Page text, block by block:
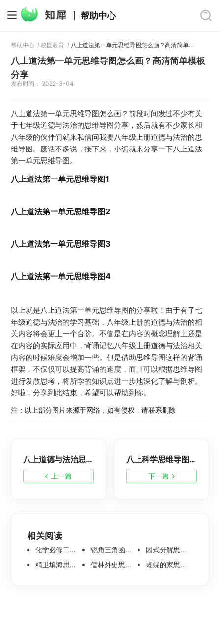
帮助中心
帮助中心 /校园教育 / 八上道法第一单元思维导图怎么画？高清简单模板分享
八上道法第一单元思维导图怎么画？高清简单模板
分享
发布时间： 2022-3-04
八上道法第一单元思维导图怎么画？前段时间发过不少有关
于七年级道德与法治的思维导图分享，然后就有不少家长和
八年级的伙伴们就来私信问我要八年级上册道德与法治的思
维导图。废话不多说，接下来，小编就来分享一下八上道法
第一单元思维导图。
八上道法第一单元思维导图1
八上道法第一单元思维导图2
八上道法第一单元思维导图3
八上道法第一单元思维导图4
以上就是八上道法第一单元思维导图的分享啦！由于有了七
年级道德与法治的学习基础，八年级上册的道德与法治的相
关内容将会更上一个台阶。不管是在内容的概念理解上还是
在内容的实际应用中，背诵记忆八年级上册道德与法治相关
内容的时候难度会增加一些。但是借助思维导图这样的背诵
框架，不仅仅可以提高背诵的速度，而且可以根据思维导图
进行发散思考，将所学的知识点进一步地深化了解与剖析。
好啦，分享到此结束，希望可以帮助到你。
注：以上部分图片来源于网络，如有侵权，请联系删除
上一篇
八上道德与法治思维导图怎么画？简单漂亮模板分享
下一篇
八上科学思维导图-知识总结分享
相关阅读
化学必修二思维导图合集，高中高清化学思维导图整理 锐角三角函数思维导图 | 数学思维导图分享
因式分解思维导图高清版-数学思维导图模板分享
精卫填海思维导图怎么画？高清版精卫填海思维导图模板分享
儒林外史思维导图大全|高清版免费思维导图模板 蝴蝶的家思维导图怎么画？高清版蝴蝶的家思维导图分享